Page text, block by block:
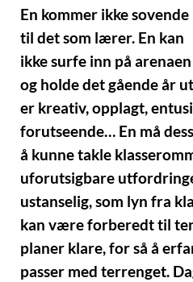
En kommer ikke sovende
til det som lærer. En kan
ikke surfe inn på arenaen
og holde det gående år
er kreativ, opplagt,
forutseende… En må
å kunne takle
uforutsigbare
ustanselig, som lyn fra
kan være forberedt til
planer klare, for så å
passer med terrenget.